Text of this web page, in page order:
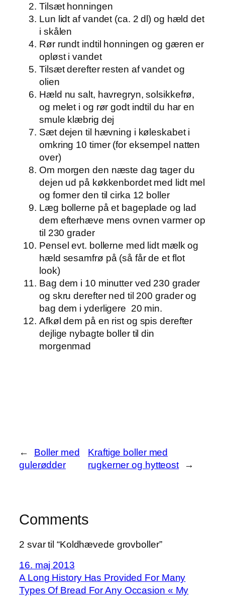
Tilsæt honningen
Lun lidt af vandet (ca. 2 dl) og hæld det
i skålen
Rør rundt indtil honningen og gæren er
opløst i vandet
Tilsæt derefter resten af vandet og
olien
Hæld nu salt, havregryn, solsikkefrø,
og melet i og rør godt indtil du har en
smule klæbrig dej
Sæt dejen til hævning i køleskabet i
omkring 10 timer (for eksempel natten
over)
Om morgen den næste dag tager du
dejen ud på køkkenbordet med lidt mel
og former den til cirka 12 boller
Læg bollerne på et bageplade og lad
dem efterhæve mens ovnen varmer op
til 230 grader
Pensel evt. bollerne med lidt mælk og
hæld sesamfrø på (så får de et flot
look)
Bag dem i 10 minutter ved 230 grader
og skru derefter ned til 200 grader og
bag dem i yderligere 20 min.
Afkøl dem på en rist og spis derefter
dejlige nybagte boller til din
morgenmad
←
Boller med
gulerødder
Kraftige boller med
rugkerner og hytteost
→
Comments
2 svar til “Koldhævede grovboller”
16. maj 2013
A Long History Has Provided For Many
Types Of Bread For Any Occasion « My